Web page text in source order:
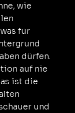
wie
für
dürfen.
auf nie
ist die
und